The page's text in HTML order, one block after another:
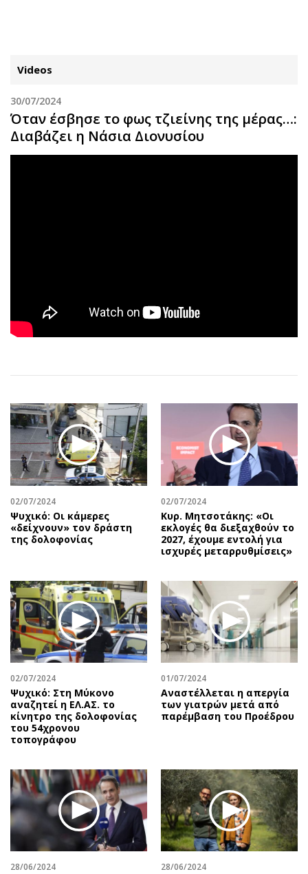
ΚΑΤΗΓΟΡΙΕΣ ΣΥΝΔΕΣΗ
Κύπρος
Αθλητισμός
Κύπρος
Κληρώσεις Allwyn
Οικονομική
Οικονομία
Real Estate
Επιχειρήσεις
Αγορές
Money Review
AstroBank Properties
Ενέργεια
Ναυτιλία
Περιβάλλον
Ελλάδα
Κόσμος
Παράξενα
Πολιτισμός
Σινεμά
Θέατρο-Χορός
Εικαστικά
Βιβλίο
Χειρόγραφα
Απόψεις
Geek
Νέα
Αυτοκίνηση
Αφιερώματα
Πολιτική
Οικονομία
Γενικά
Αναδρομές
Πρόσωπα
Περιβάλλον
Good Life
Γυναίκα
Showbiz
Ταξίδια
Συνταγές
Έξοδος
Media
Εκπομπές
Wine routes
Προσφορές
Προσωπικότητες στην ''Κ''
Επιστολές
Videos
30/07/2024
Όταν έσβησε το φως τζιείνης της μέρας…:
Διαβάζει η Νάσια Διονυσίου
02/07/2024
Ψυχικό: Οι κάμερες
«δείχνουν» τον δράστη
της δολοφονίας
02/07/2024
Κυρ. Μητσοτάκης: «Οι
εκλογές θα διεξαχθούν το
2027, έχουμε εντολή για
ισχυρές μεταρρυθμίσεις»
02/07/2024
Ψυχικό: Στη Μύκονο
αναζητεί η ΕΛ.ΑΣ. το
κίνητρο της δολοφονίας
του 54χρονου
τοπογράφου
01/07/2024
Αναστέλλεται η απεργία
των γιατρών μετά από
παρέμβαση του Προέδρου
28/06/2024 28/06/2024